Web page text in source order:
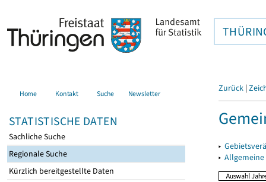
Home Kontakt Suche Newsletter
STATISTISCHE DATEN
Sachliche Suche
Regionale Suche
Kürzlich bereitgestellte Daten
Zurück |
▸
▸